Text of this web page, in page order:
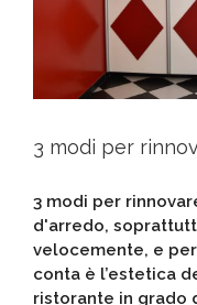
3 modi per
3 modi per
d'arredo,
velocemente, e
conta è l’estetica
ristorante in grado